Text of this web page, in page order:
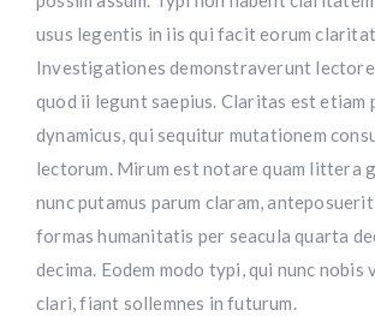
usus legentis in iis qui facit eorum
Investigationes demonstraverunt
quod ii legunt saepius. Claritas est etiam
dynamicus, qui sequitur mutationem
lectorum. Mirum est notare quam littera
nunc putamus parum claram,
formas humanitatis per seacula quarta
decima. Eodem modo typi, qui nunc nobis
clari, fiant sollemnes in futurum.